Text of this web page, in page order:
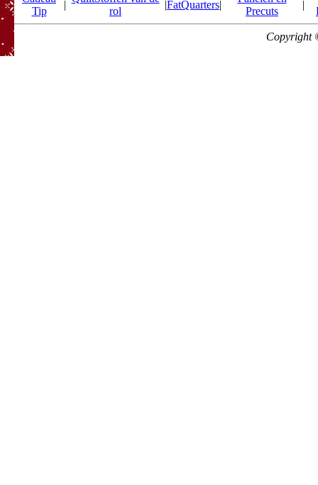
Tip
|
rol
|FatQuarters|
Precuts
|
Copyright